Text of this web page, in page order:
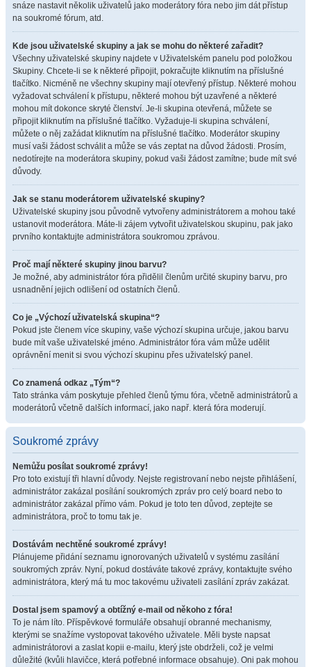
snáze nastavit několik uživatelů jako moderátory fóra nebo jim dát přístup
na soukromé fórum, atd.
Kde jsou uživatelské skupiny a jak se mohu do některé zařadit?
Všechny uživatelské skupiny najdete v Uživatelském panelu pod položkou
Skupiny. Chcete-li se k některé připojit, pokračujte kliknutím na příslušné
tlačítko. Nicméně ne všechny skupiny mají otevřený přístup. Některé mohou
vyžadovat schválení k přístupu, některé mohou být uzavřené a některé
mohou mít dokonce skryté členství. Je-li skupina otevřená, můžete se
připojit kliknutím na příslušné tlačítko. Vyžaduje-li skupina schválení,
můžete o něj zažádat kliknutím na příslušné tlačítko. Moderátor skupiny
musí vaši žádost schválit a může se vás zeptat na důvod žádosti. Prosím,
nedotírejte na moderátora skupiny, pokud vaši žádost zamítne; bude mít své
důvody.
Jak se stanu moderátorem uživatelské skupiny?
Uživatelské skupiny jsou původně vytvořeny administrátorem a mohou také
ustanovit moderátora. Máte-li zájem vytvořit uživatelskou skupinu, pak jako
prvního kontaktujte administrátora soukromou zprávou.
Proč mají některé skupiny jinou barvu?
Je možné, aby administrátor fóra přidělil členům určité skupiny barvu, pro
usnadnění jejich odlišení od ostatních členů.
Co je „Výchozí uživatelská skupina“?
Pokud jste členem více skupiny, vaše výchozí skupina určuje, jakou barvu
bude mít vaše uživatelské jméno. Administrátor fóra vám může udělit
oprávnění menit si svou výchozí skupinu přes uživatelský panel.
Co znamená odkaz „Tým“?
Tato stránka vám poskytuje přehled členů týmu fóra, včetně administrátorů a
moderátorů včetně dalších informací, jako např. která fóra moderují.
Soukromé zprávy
Nemůžu posílat soukromé zprávy!
Pro toto existují tři hlavní důvody. Nejste registrovaní nebo nejste přihlášení,
administrátor zakázal posílání soukromých zpráv pro celý board nebo to
administrátor zakázal přímo vám. Pokud je toto ten důvod, zeptejte se
administrátora, proč to tomu tak je.
Dostávám nechtěné soukromé zprávy!
Plánujeme přidání seznamu ignorovaných uživatelů v systému zasílání
soukromých zpráv. Nyní, pokud dostáváte takové zprávy, kontaktujte svého
administrátora, který má tu moc takovému uživateli zasílání zpráv zakázat.
Dostal jsem spamový a obtížný e-mail od někoho z fóra!
To je nám líto. Příspěvkové formuláře obsahují obranné mechanismy,
kterými se snažíme vystopovat takového uživatele. Měli byste napsat
administrátorovi a zaslat kopii e-mailu, který jste obdrželi, což je velmi
důležité (kvůli hlavičce, která potřebné informace obsahuje). Oni pak mohou